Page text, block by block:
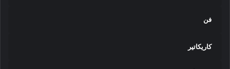
فن
كاريكاتير